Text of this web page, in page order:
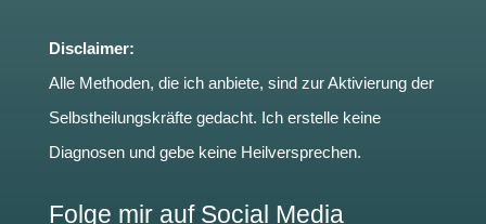
Disclaimer:
Alle Methoden, die ich anbiete, sind zur Aktivierung der
Selbstheilungskräfte gedacht. Ich erstelle keine
Diagnosen und gebe keine Heilversprechen.
Folge mir auf Social Media